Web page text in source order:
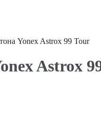
Yonex Astrox 99 Tour
Astrox